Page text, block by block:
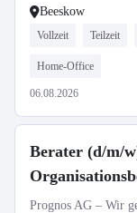
Beeskow
Vollzeit Teilzeit
Home-Office
06.08.2026
Berater (d/m/
Prognos AG – Wir